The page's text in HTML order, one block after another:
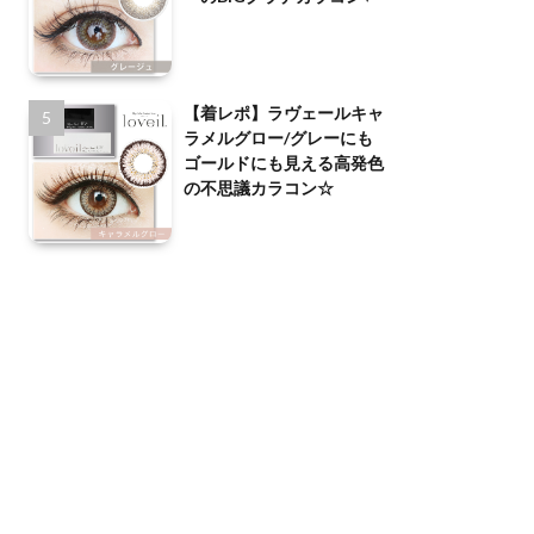
【着レポ】ラヴェールキャ
ラメルグロー/グレーにも
ゴールドにも見える高発色
の不思議カラコン☆